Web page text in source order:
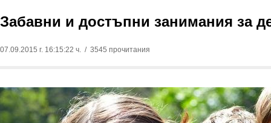
Забавни и достъпни занимания за
07.09.2015 г. 16:15:22 ч. / 3545 прочитания